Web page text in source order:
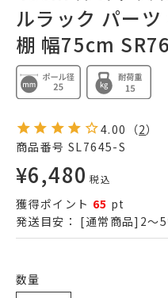
ルラック パー
棚 幅75cm
4.00 （2）
商品番号 SL7645-S
¥6,480 税込
獲得ポイント 65 pt
発送目安： [通常商品]2～